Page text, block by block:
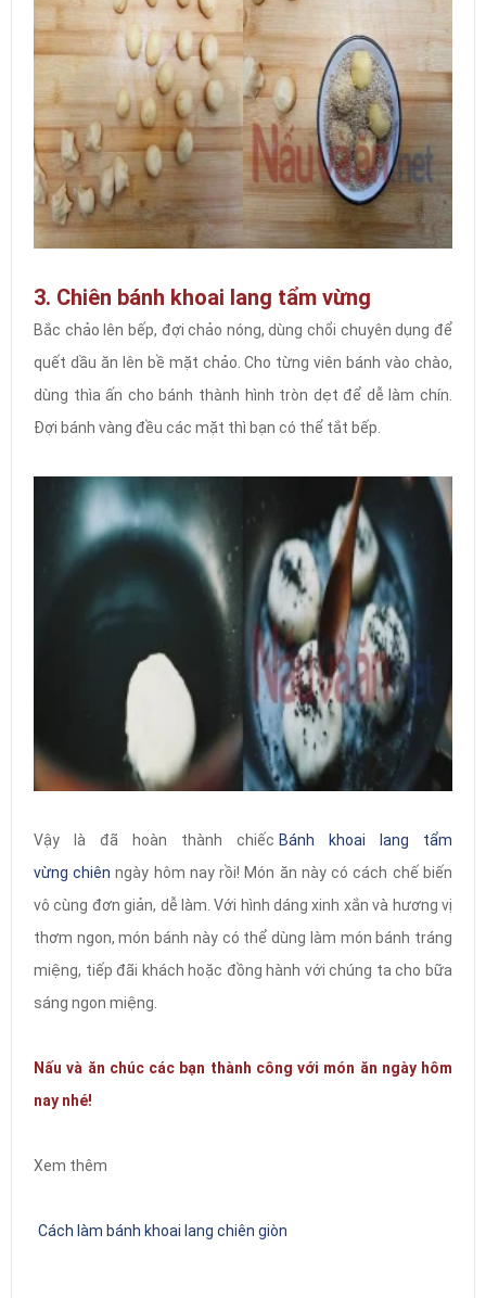
3. Chiên bánh khoai lang tẩm vừng
Bắc chảo lên bếp, đợi chảo nóng, dùng chổi chuyên dụng để
quết dầu ăn lên bề mặt chảo. Cho từng viên bánh vào chào,
dùng thìa ấn cho bánh thành hình tròn dẹt để dễ làm chín.
Đợi bánh vàng đều các mặt thì bạn có thể tắt bếp.
Vậy là đã hoàn thành chiếc Bánh khoai lang tẩm
vừng chiên ngày hôm nay rồi! Món ăn này có cách chế biến
vô cùng đơn giản, dễ làm. Với hình dáng xinh xắn và hương vị
thơm ngon, món bánh này có thể dùng làm món bánh tráng
miệng, tiếp đãi khách hoặc đồng hành với chúng ta cho bữa
sáng ngon miệng.
Nấu và ăn chúc các bạn thành công với món ăn ngày hôm
nay nhé!
Xem thêm
Cách làm bánh khoai lang chiên giòn